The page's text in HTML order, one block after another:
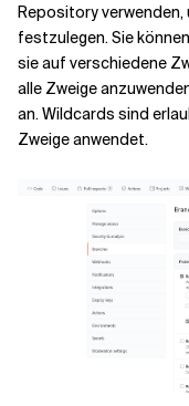
Repository verwenden,
festzulegen. Sie
sie auf verschiedene
alle Zweige
an. Wildcards sind
Zweige anwendet.